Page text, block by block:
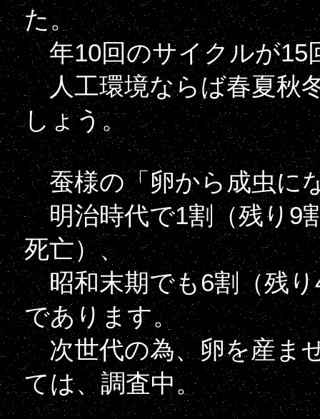
た。
年10回のサイクルが15
人工環境ならば春夏秋
しょう。
蚕様の「卵から成虫に
明治時代で1割（残り9
死亡）、
昭和末期でも6割（残り
であります。
次世代の為、卵を産ま
ては、調査中。